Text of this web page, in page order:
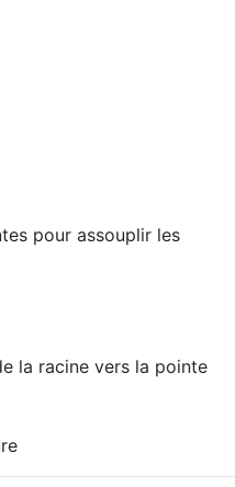
pour assouplir les
la racine vers la pointe